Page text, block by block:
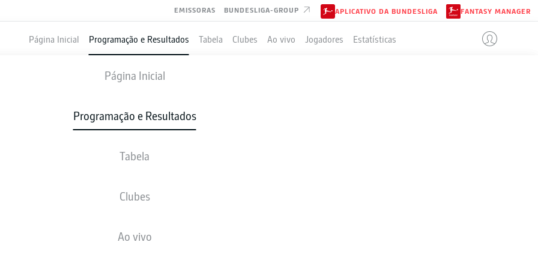
EMISSORAS BUNDESLIGA-GROUP APLICATIVO DA BUNDESLIGA FANTASY MANAGER
Página Inicial Programação e Resultados Tabela Clubes Ao vivo Jogadores Estatísticas
Página Inicial
Programação e Resultados
Tabela
Clubes
Ao vivo
UNION BERLIN SCHALKE
ESCALAÇÕES